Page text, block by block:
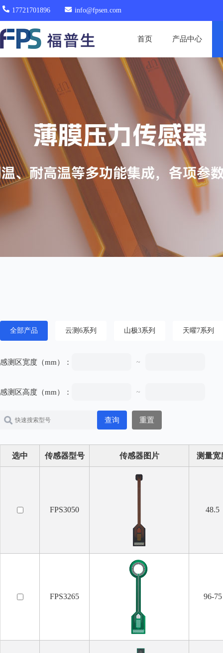
17721701896 info@fpsen.com
首页 产品中心
全部产品 云测6系列 山极3系列 天曜7系列
感测区宽度（mm）： ~
感测区高度（mm）： ~
查询 重置
选中 传感器型号 传感器图片 测量宽
FPS3050 48.5
FPS3265 96-75